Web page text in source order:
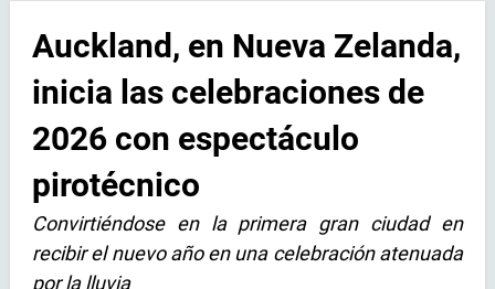
Auckland, en Nueva Zelanda,
inicia las celebraciones de
2026 con espectáculo
pirotécnico
Convirtiéndose en la primera gran ciudad en
recibir el nuevo año en una celebración atenuada
por la lluvia